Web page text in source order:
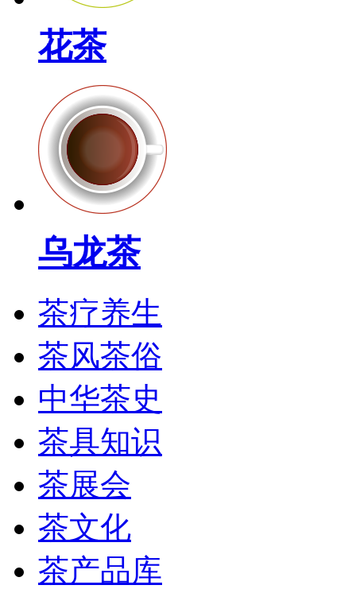
花茶
乌龙茶
茶疗养生
茶风茶俗
中华茶史
茶具知识
茶展会
茶文化
茶产品库